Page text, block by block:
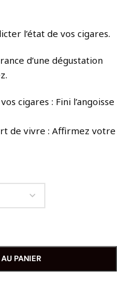
l’état de vos cigares.
d’une dégustation
cigares : Fini l’angoisse
de vivre : Affirmez votre
PANIER